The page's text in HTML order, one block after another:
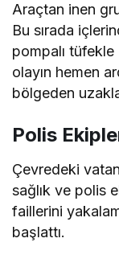
Araçtan inen
Bu sırada
pompalı tüfekle
olayın hemen
bölgeden
Polis
Çevredeki
sağlık ve polis
faillerini
başlattı.